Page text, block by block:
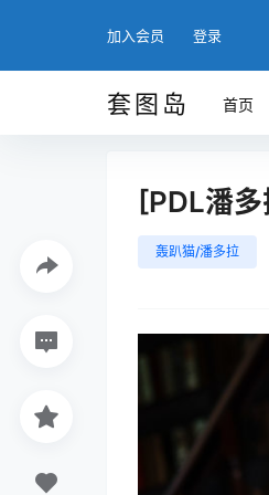
加入会员 登录
套图岛 首页
[PDL潘
轰趴猫/潘多拉